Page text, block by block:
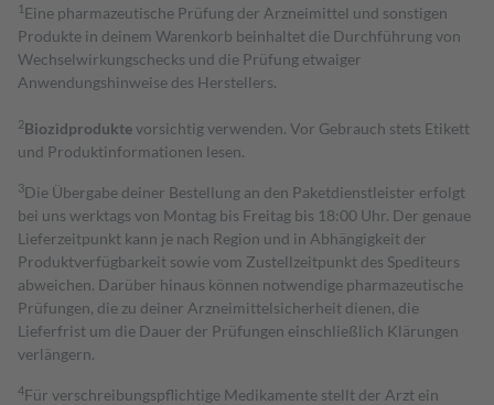
1 Eine pharmazeutische Prüfung der Arzneimittel und sonstigen
Produkte in deinem Warenkorb beinhaltet die Durchführung von
Wechselwirkungschecks und die Prüfung etwaiger
Anwendungshinweise des Herstellers.
2Biozidproduktevorsichtig verwenden. Vor Gebrauch stets Etikett
und Produktinformationen lesen.
3Die Übergabe deiner Bestellung an den Paketdienstleister erfolgt
bei uns werktags von Montag bis Freitag bis 18:00 Uhr. Der genaue
Lieferzeitpunkt kann je nach Region und in Abhängigkeit der
Produktverfügbarkeit sowie vom Zustellzeitpunkt des Spediteurs
abweichen. Darüber hinaus können notwendige pharmazeutische
Prüfungen, die zu deiner Arzneimittelsicherheit dienen, die
Lieferfrist um die Dauer der Prüfungen einschließlich Klärungen
verlängern.
4Für verschreibungspflichtige Medikamente stellt der Arzt ein